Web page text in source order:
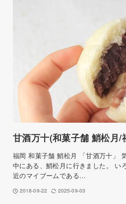
甘酒万十(和菓子舗 鮹松月/
福岡 和菓子舗 鮹松月 「甘酒万十」
中にある、鮹松月に行きました。 い
近のマイブームである…
2018-09-22 2025-09-03